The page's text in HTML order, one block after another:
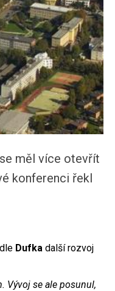
měl více otevřít
konferenci řekl
Dufka další rozvoj
Vývoj se ale posunul,